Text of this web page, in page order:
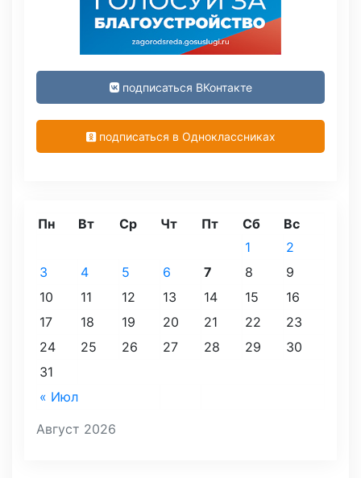
подписаться ВКонтакте
подписаться в Одноклассниках
Август 2026
Пн Вт Ср Чт Пт Сб Вс
« Июл
1
2
3
4 5 6 7 8
9
10
11 12 13 14 15
16
17
18 19 20 21 22
23
24
25 26 27 28 29
30
31